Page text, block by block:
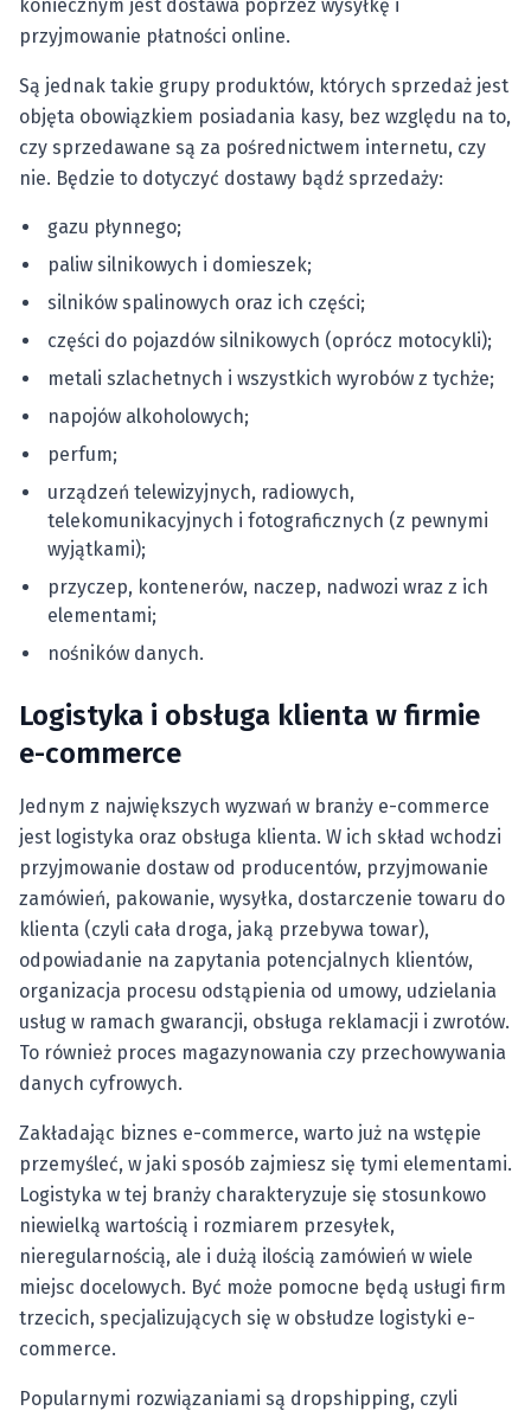
koniecznym jest dostawa poprzez wysyłkę i
przyjmowanie płatności online.
Są jednak takie grupy produktów, których sprzedaż jest
objęta obowiązkiem posiadania kasy, bez względu na to,
czy sprzedawane są za pośrednictwem internetu, czy
nie. Będzie to dotyczyć dostawy bądź sprzedaży:
gazu płynnego;
paliw silnikowych i domieszek;
silników spalinowych oraz ich części;
części do pojazdów silnikowych (oprócz motocykli);
metali szlachetnych i wszystkich wyrobów z tychże;
napojów alkoholowych;
perfum;
urządzeń telewizyjnych, radiowych,
telekomunikacyjnych i fotograficznych (z pewnymi
wyjątkami);
przyczep, kontenerów, naczep, nadwozi wraz z ich
elementami;
nośników danych.
Logistyka i obsługa klienta w firmie
e-commerce
Jednym z największych wyzwań w branży e-commerce
jest logistyka oraz obsługa klienta. W ich skład wchodzi
przyjmowanie dostaw od producentów, przyjmowanie
zamówień, pakowanie, wysyłka, dostarczenie towaru do
klienta (czyli cała droga, jaką przebywa towar),
odpowiadanie na zapytania potencjalnych klientów,
organizacja procesu odstąpienia od umowy, udzielania
usług w ramach gwarancji, obsługa reklamacji i zwrotów.
To również proces magazynowania czy przechowywania
danych cyfrowych.
Zakładając biznes e-commerce, warto już na wstępie
przemyśleć, w jaki sposób zajmiesz się tymi elementami.
Logistyka w tej branży charakteryzuje się stosunkowo
niewielką wartością i rozmiarem przesyłek,
nieregularnością, ale i dużą ilością zamówień w wiele
miejsc docelowych. Być może pomocne będą usługi firm
trzecich, specjalizujących się w obsłudze logistyki e-
commerce.
Popularnymi rozwiązaniami są dropshipping, czyli